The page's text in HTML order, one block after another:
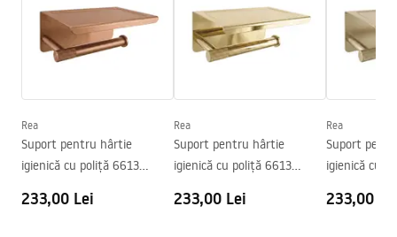
Inalime
40mm
Adâncime
70mm
Nico
Rea
Suport pentru hârtie
igienică cu poliță 6613
233,00 Lei
Rea
Suport pentru hârtie
igienică cu poliță 6613
233,00 Lei
Rea
Suport
igienică cu
233,00